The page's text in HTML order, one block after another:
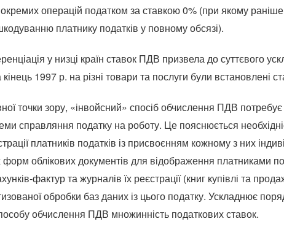
операцій податком за ставкою 0% (при якому
платнику податків у повному обсязі).
у низці країн ставок ПДВ призвела до суттєвого
кінець 1997 р. на різні товари та послуги були встановлені
точки зору, «інвойсний» спосіб обчислення ПДВ
справляння податку на роботу. Це пояснюється
платників податків із присвоєнням кожному з них
облікових документів для відображення платниками
фактур та журналів їх реєстрації (книг купівлі та
обробки баз даних із цього податку. Ускладнює
обчислення ПДВ множинність податкових ставок.